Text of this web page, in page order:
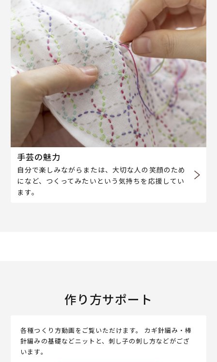
手芸の魅力
自分で楽しみながらまたは、大切な人の笑顔のため
になど、つくってみたいという気持ちを応援してい
ます。
作り方サポート
各種つくり方動画をご覧いただけます。 カギ針編み・棒
針編みの基礎などニットと、刺し子の刺し方などがござ
います。